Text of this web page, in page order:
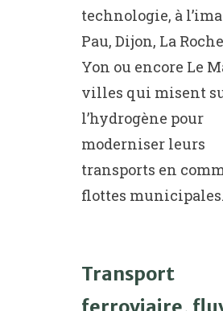
technologie, à
Pau, Dijon, La
Yon ou encore Le
villes qui misent
l’hydrogène pour
moderniser leurs
transports en
flottes municipales.
Transport